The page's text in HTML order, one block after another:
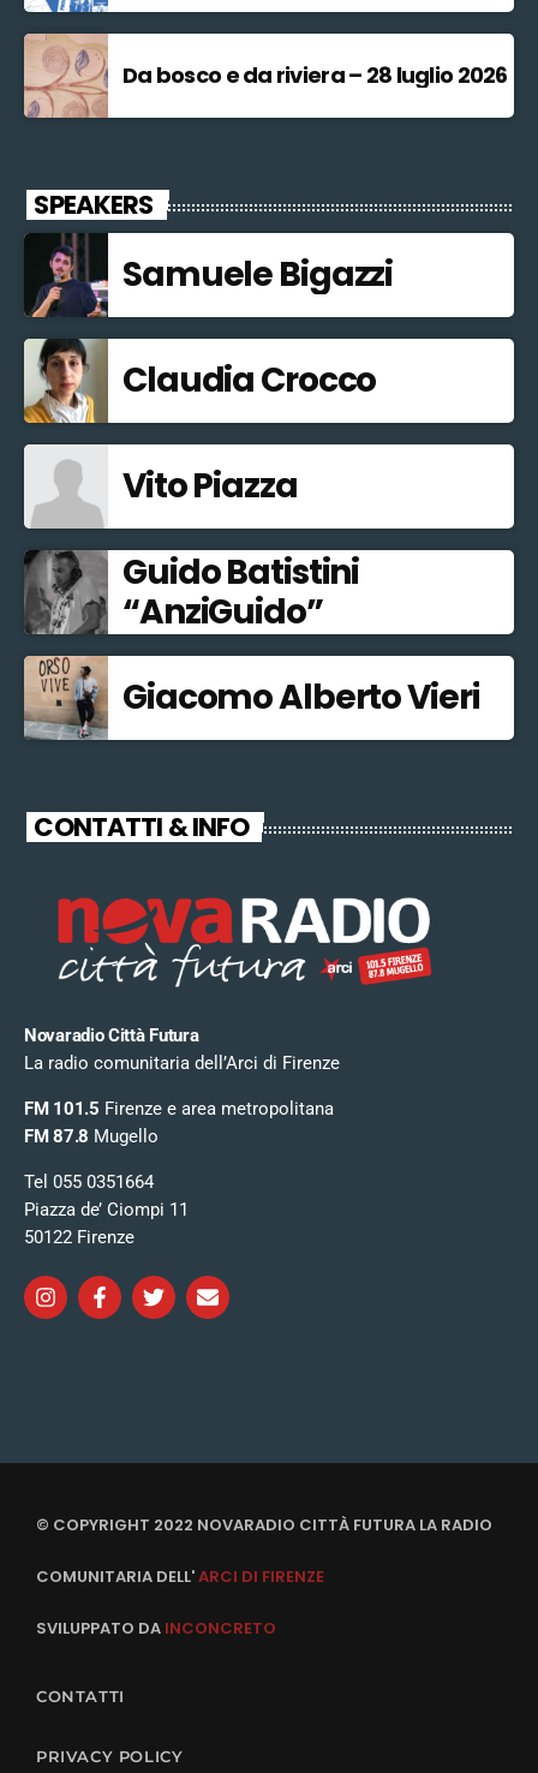
Da bosco e da riviera – 28 luglio 2026
SPEAKERS
Samuele Bigazzi
Claudia Crocco
Vito Piazza
Guido Batistini
“AnziGuido”
Giacomo Alberto Vieri
CONTATTI & INFO
Novaradio Città Futura
La radio comunitaria dell’Arci di Firenze
FM 101.5 Firenze e area metropolitana
FM 87.8 Mugello
Tel 055 0351664
Piazza de’ Ciompi 11
50122 Firenze
© COPYRIGHT 2022 NOVARADIO CITTÀ FUTURA LA RADIO
COMUNITARIA DELL'ARCI DI FIRENZE
SVILUPPATO DA INCONCRETO
CONTATTI
PRIVACY POLICY